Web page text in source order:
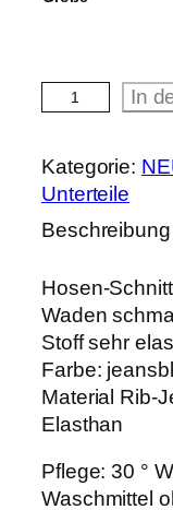
I
H
o
e
e
a
n
s
b
l
a
u
e
g
In
Kategorie:
Unterteile
Beschreibung
Hosen-
Waden
Stoff sehr
Farbe:
Material Rib-
Elasthan
Pflege: 30 °
Waschmittel